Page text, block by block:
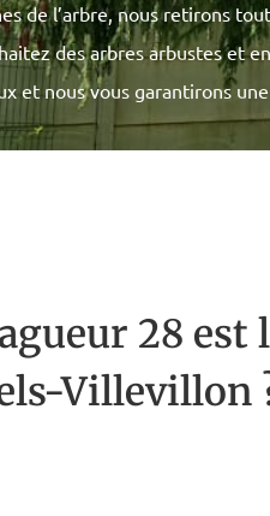
de l’arbre, nous retirons
des arbres arbustes et
et nous vous garantirons
28 est
Villevillon